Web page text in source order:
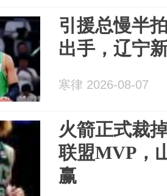
引援总慢半
出手，辽宁
寒律 2026-08-07
火箭正式裁
联盟MVP，
赢